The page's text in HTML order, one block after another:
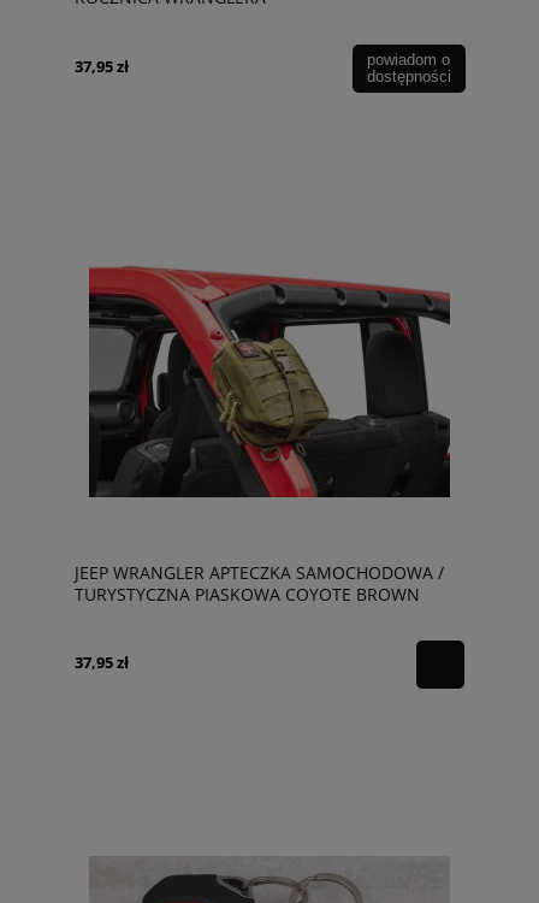
37,95 zł
powiadom o
dostępności
JEEP WRANGLER APTECZKA SAMOCHODOWA /
TURYSTYCZNA PIASKOWA COYOTE BROWN
37,95 zł